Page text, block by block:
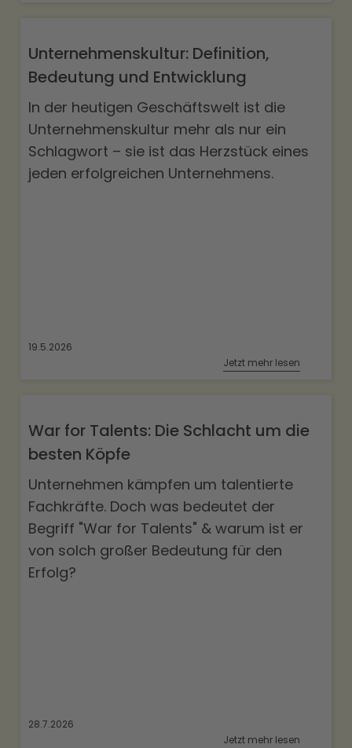
Unternehmenskultur: Definition,
Bedeutung und Entwicklung
In der heutigen Geschäftswelt ist die
Unternehmenskultur mehr als nur ein
Schlagwort – sie ist das Herzstück eines
jeden erfolgreichen Unternehmens.
19.5.2026
Jetzt mehr lesen
War for Talents: Die Schlacht um die
besten Köpfe
Unternehmen kämpfen um talentierte
Fachkräfte. Doch was bedeutet der
Begriff "War for Talents" & warum ist er
von solch großer Bedeutung für den
Erfolg?
28.7.2026
Jetzt mehr lesen